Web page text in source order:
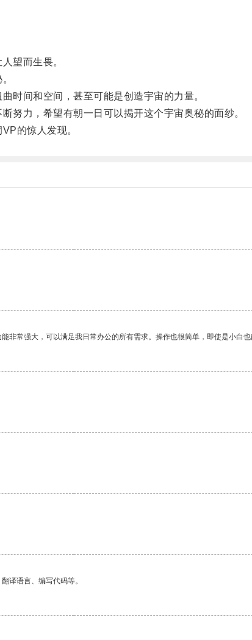
望而生畏。
间和空间，甚至可能是创造宇宙的力量。
力，希望有朝一日可以揭开这个宇宙奥秘的面纱。
的惊人发现。
常强大，可以满足我日常办公的所有需求。操作也很简单，即使是小白也
译语言、编写代码等。